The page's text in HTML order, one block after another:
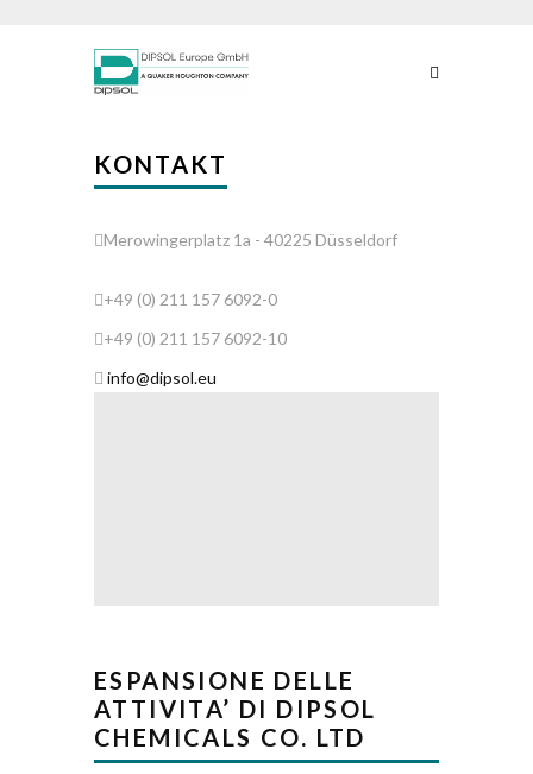
KONTAKT
Merowingerplatz 1a - 40225 Düsseldorf
+49 (0) 211 157 6092-0
+49 (0) 211 157 6092-10
info@dipsol.eu
ESPANSIONE DELLE
ATTIVITA’ DI DIPSOL
CHEMICALS CO. LTD